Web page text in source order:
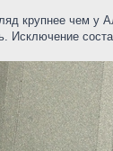
крупнее чем
Исключение